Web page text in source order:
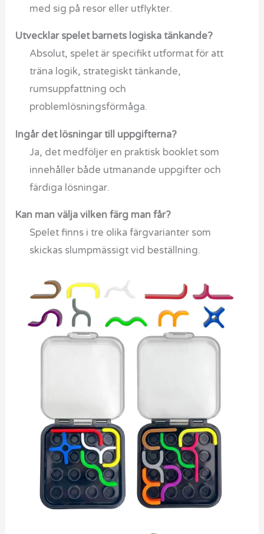
med sig på resor eller utflykter.
Utvecklar spelet barnets logiska tänkande?
Absolut, spelet är specifikt utformat för att
träna logik, strategiskt tänkande,
rumsuppfattning och
problemlösningsförmåga.
Ingår det lösningar till uppgifterna?
Ja, det medföljer en praktisk booklet som
innehåller både utmanande uppgifter och
färdiga lösningar.
Kan man välja vilken färg man får?
Spelet finns i tre olika färgvarianter som
skickas slumpmässigt vid beställning.